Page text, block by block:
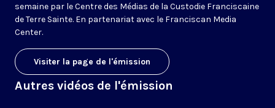
semaine par le Centre des Médias de la Custodie Franciscaine
de Terre Sainte. En partenariat avec le Franciscan Media
Center.
Visiter la page de l'émission
Autres vidéos de l'émission